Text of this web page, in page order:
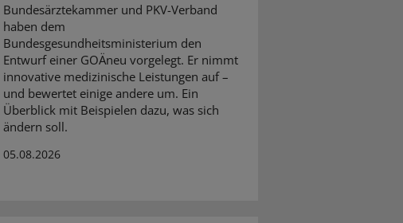
Bundesärztekammer und PKV-Verband
haben dem
Bundesgesundheitsministerium den
Entwurf einer GOÄneu vorgelegt. Er nimmt
innovative medizinische Leistungen auf –
und bewertet einige andere um. Ein
Überblick mit Beispielen dazu, was sich
ändern soll.
05.08.2026